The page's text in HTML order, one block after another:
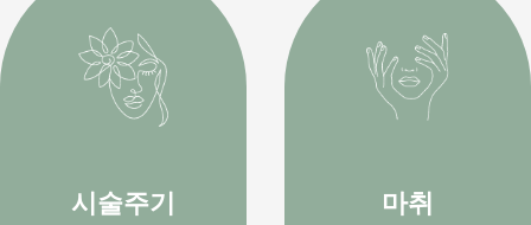
시술주기 마취